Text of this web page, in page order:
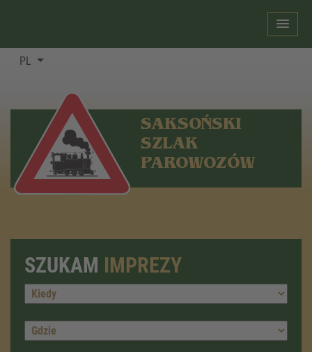
PL
SAKSOŃSKI
SZLAK
PAROWOZÓW
SZUKAM IMPREZY